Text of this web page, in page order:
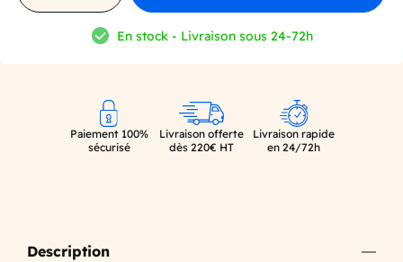
En stock - Livraison sous 24-72h
Paiement 100%
sécurisé
Livraison offerte
dès 220€ HT
Livraison rapide
en 24/72h
Description